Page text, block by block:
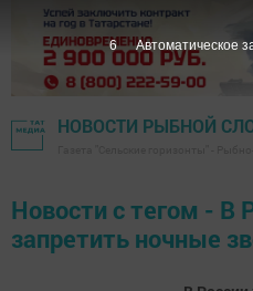
НОВОСТИ РЫБНОЙ
Новости с тегом - В
запретить ночные
6 Автоматическое